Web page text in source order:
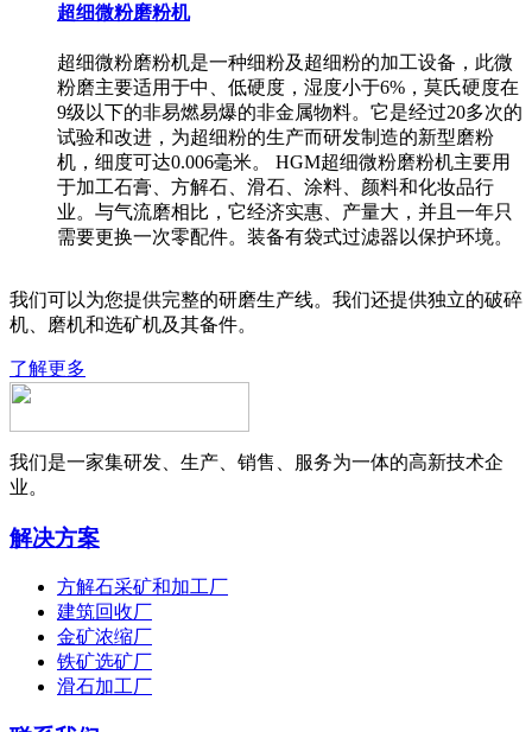
超细微粉磨粉机
超细微粉磨粉机是一种细粉及超细粉的加工设备，此微
粉磨主要适用于中、低硬度，湿度小于6%，莫氏硬度在
9级以下的非易燃易爆的非金属物料。它是经过20多次的
试验和改进，为超细粉的生产而研发制造的新型磨粉
机，细度可达0.006毫米。 HGM超细微粉磨粉机主要用
于加工石膏、方解石、滑石、涂料、颜料和化妆品行
业。与气流磨相比，它经济实惠、产量大，并且一年只
需要更换一次零配件。装备有袋式过滤器以保护环境。
我们可以为您提供完整的研磨生产线。我们还提供独立的破碎
机、磨机和选矿机及其备件。
了解更多
我们是一家集研发、生产、销售、服务为一体的高新技术企
业。
解决方案
方解石采矿和加工厂
建筑回收厂
金矿浓缩厂
铁矿选矿厂
滑石加工厂